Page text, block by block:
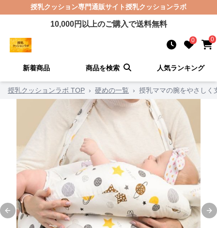
授乳クッション専門通販サイト授乳クッションラボ
10,000円以上のご購入で送料無料
0 0
新着商品 商品を検索 人気ランキング
授乳クッションラボ TOP › 硬めの一覧 › 授乳ママの腕をやさしく
Previous slide